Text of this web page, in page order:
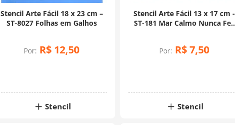
Stencil Arte Fácil 18 x 23 cm –
ST-8027 Folhas em Galhos
Por: R$ 12,50
Stencil
Stencil Arte Fácil 13 x 17 cm -
ST-181 Mar Calmo Nunca Fez
Por: R$ 7,50
Stencil